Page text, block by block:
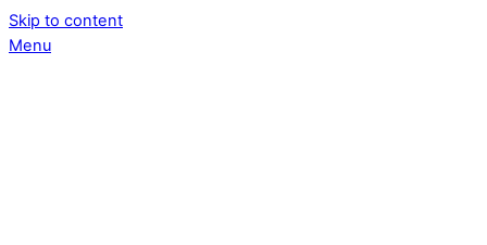
Skip to content
Menu